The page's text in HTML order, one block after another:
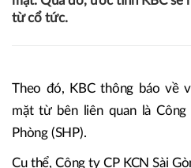
từ cổ tức.
Theo đó, KBC thông báo về
mặt từ bên liên quan là
Phòng (SHP).
Cụ thể, Công ty CP KCN Sài